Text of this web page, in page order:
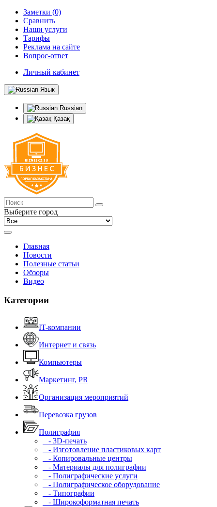
Заметки (0)
Сравнить
Наши услуги
Тарифы
Реклама на сайте
Вопрос-ответ
Личный кабинет
Язык
Russian
Қазақ
Выберите город
Главная
Новости
Полезные статьи
Обзоры
Видео
Категории
IT-компании
Интернет и связь
Компьютеры
Маркетинг, PR
Организация мероприятий
Перевозка грузов
Полиграфия
- 3D-печать
- Изготовление пластиковых карт
- Копировальные центры
- Материалы для полиграфии
- Полиграфические услуги
- Полиграфическое оборудование
- Типографии
- Широкоформатная печать